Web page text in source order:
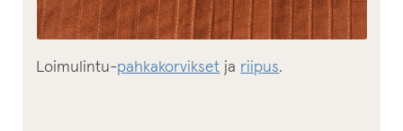
Loimulintu-pahkakorvikset ja riipus.